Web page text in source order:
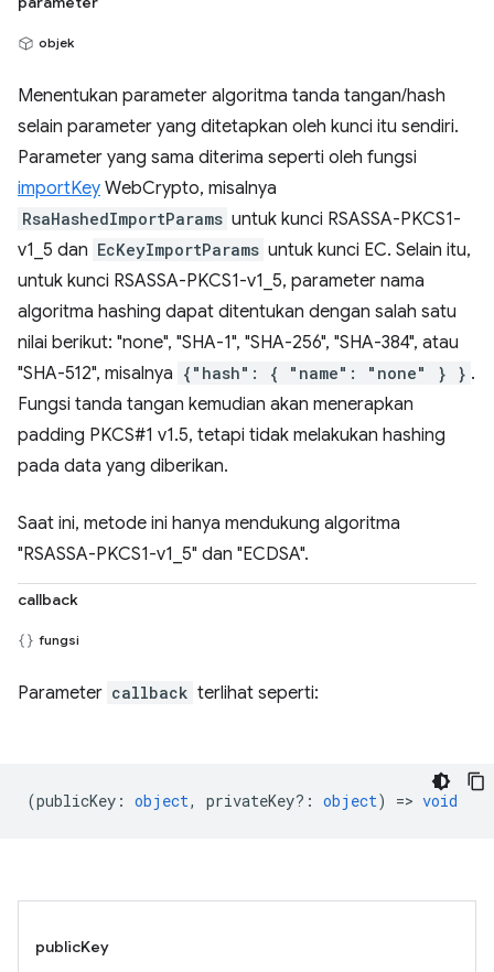
objek
Menentukan parameter algoritma tanda tangan/hash
selain parameter yang ditetapkan oleh kunci itu sendiri.
Parameter yang sama diterima seperti oleh fungsi
importKey WebCrypto, misalnya
RsaHashedImportParams untuk kunci RSASSA-PKCS1-
v1_5 dan EcKeyImportParams untuk kunci EC. Selain itu,
untuk kunci RSASSA-PKCS1-v1_5, parameter nama
algoritma hashing dapat ditentukan dengan salah satu
nilai berikut: "none", "SHA-1", "SHA-256", "SHA-384", atau
"SHA-512", misalnya {"hash": { "name": "none" } } .
Fungsi tanda tangan kemudian akan menerapkan
padding PKCS#1 v1.5, tetapi tidak melakukan hashing
pada data yang diberikan.
Saat ini, metode ini hanya mendukung algoritma
"RSASSA-PKCS1-v1_5" dan "ECDSA".
callback
fungsi
Parameter callback terlihat seperti:
(publicKey : object, privateKey? : object) => void
publicKey